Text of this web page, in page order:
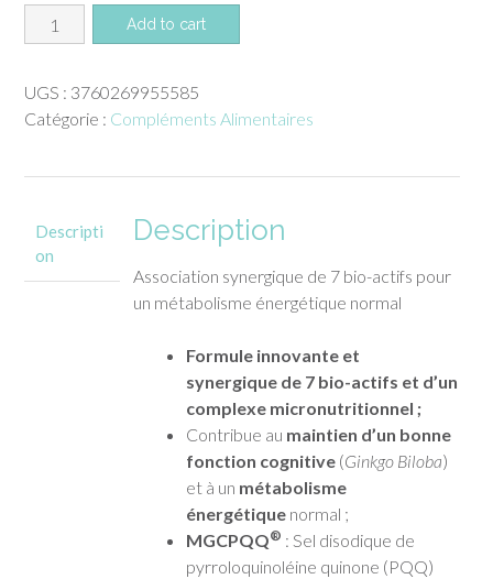
quantité
de
GOLD
Therascience
gélules
Add to cart
UGS : 3760269955585
Catégorie : Compléments Alimentaires
Descripti
on
Description
Association synergique de 7 bio-actifs pour
un métabolisme énergétique normal
Formule innovante et
synergique de 7 bio-actifs et d’un
complexe micronutritionnel ;
Contribue au maintien d’un bonne
fonction cognitive(Ginkgo Biloba)
et à un métabolisme
énergétiquenormal ;
MGCPQQ® : Sel disodique de
pyrroloquinoléine quinone (PQQ)